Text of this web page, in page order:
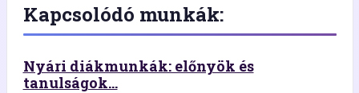
Kapcsolódó munkák:
Nyári diákmunkák: előnyök és
tanulságok...